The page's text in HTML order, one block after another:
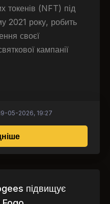
токенів (NFT) під
2021 року, робить
своєї
кампанії
про Анімаційні
05-2026, 19:27
підвищує